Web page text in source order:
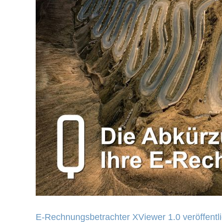
E-Rechnungsbetrachter XViewer 1.0